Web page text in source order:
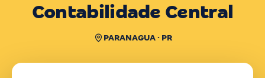
Contabilidade Central
PARANAGUA · PR